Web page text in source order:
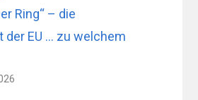
Ring“ – die
der EU … zu welchem